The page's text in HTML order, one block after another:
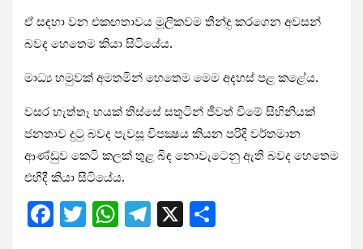
ඒ සඳහා වන එකඟතාවය මූලිකවම තීන්දු කරගෙන අවසන්
බවද හෙතෙම කියා සිටියේය.
මාධ්‍ය හමුවක් අමතමින් හෙතෙම මෙම අදහස් පළ කළේය.
වසර හැත්තෑ හයක් තිස්සේ සතුටින් ජීවත් වීමේ සිහිනියක්
ජනතාව දුටු බවද පැවසූ විපක්‍ෂය කියන පරිදි වර්තමාන
ආණ්ඩුව කෙටි කලක් තුළ බිඳ නොවැටෙනු ඇති බවද හෙතෙම
එහිදී කියා සිටියේය.
F
T
W T
X